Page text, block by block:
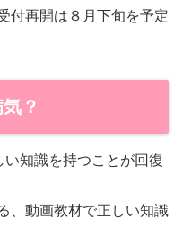
付再開は８月下旬を予定
？
知識を持つことが回復
、動画教材で正しい知識